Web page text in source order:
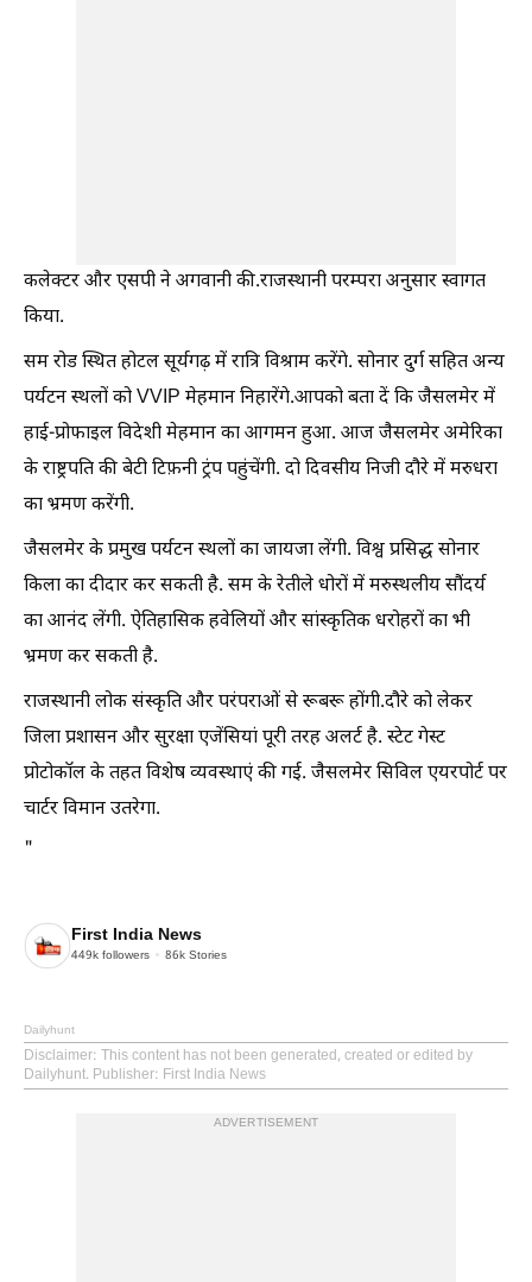
कलेक्टर और एसपी ने अगवानी की.राजस्थानी परम्परा अनुसार स्वागत
किया.
सम रोड स्थित होटल सूर्यगढ़ में रात्रि विश्राम करेंगे. सोनार दुर्ग सहित अन्य
पर्यटन स्थलों को VVIP मेहमान निहारेंगे.आपको बता दें कि जैसलमेर में
हाई-प्रोफाइल विदेशी मेहमान का आगमन हुआ. आज जैसलमेर अमेरिका
के राष्ट्रपति की बेटी टिफ़नी ट्रंप पहुंचेंगी. दो दिवसीय निजी दौरे में मरुधरा
का भ्रमण करेंगी.
जैसलमेर के प्रमुख पर्यटन स्थलों का जायजा लेंगी. विश्व प्रसिद्ध सोनार
किला का दीदार कर सकती है. सम के रेतीले धोरों में मरुस्थलीय सौंदर्य
का आनंद लेंगी. ऐतिहासिक हवेलियों और सांस्कृतिक धरोहरों का भी
भ्रमण कर सकती है.
राजस्थानी लोक संस्कृति और परंपराओं से रूबरू होंगी.दौरे को लेकर
जिला प्रशासन और सुरक्षा एजेंसियां पूरी तरह अलर्ट है. स्टेट गेस्ट
प्रोटोकॉल के तहत विशेष व्यवस्थाएं की गई. जैसलमेर सिविल एयरपोर्ट पर
चार्टर विमान उतरेगा.
"
First India News
449k followers 86k Stories
Dailyhunt
Disclaimer: This content has not been generated, created or edited by
Dailyhunt. Publisher: First India News
ADVERTISEMENT